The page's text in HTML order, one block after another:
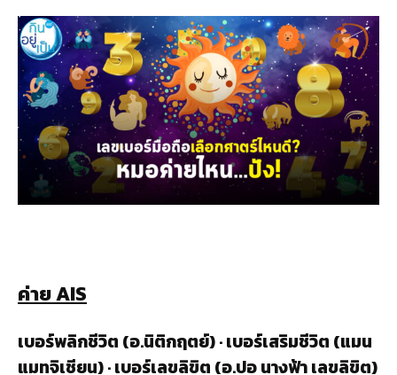
ค่ายAIS
เบอร์พลิกชีวิต (อ.นิติกฤตย์) · เบอร์เสริมชีวิต (แมน
แมทจิเชียน) · เบอร์เลขลิขิต (อ.ปอ นางฟ้า เลขลิขิต)